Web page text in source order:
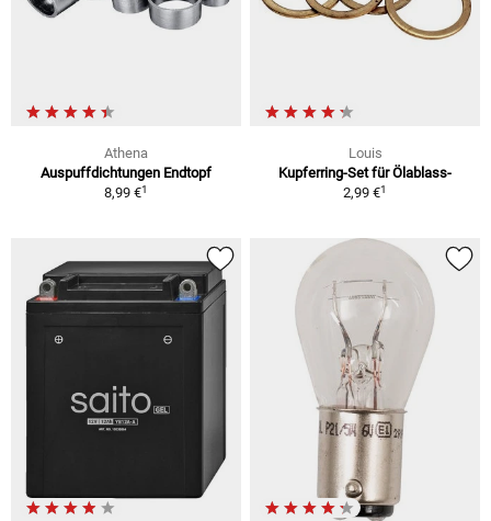
Athena
Auspuffdichtungen Endtopf
8,99 €1
Louis
Kupferring-Set für Ölablass-
2,99 €1